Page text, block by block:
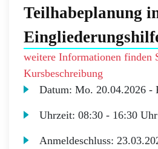
Teilhabeplanung
weitere Informationen finden
Kursbeschreibung
Datum:Mo. 20.04.2026 -
Uhrzeit:08:30 - 16:30 Uhr
Anmeldeschluss: